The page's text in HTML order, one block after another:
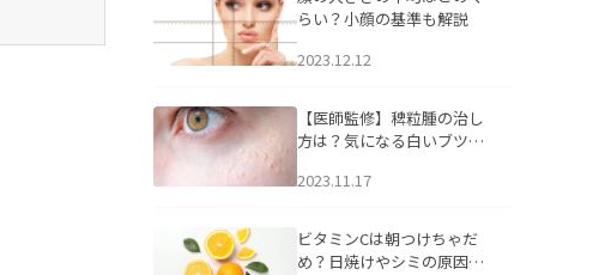
らい？小顔の基準も解説
2023.12.12
【医師監修】稗粒腫の治し
方は？気になる白いブツブ
アについて
2023.11.17
ビタミンCは朝つけちゃだ
め？日焼けやシミの原因に